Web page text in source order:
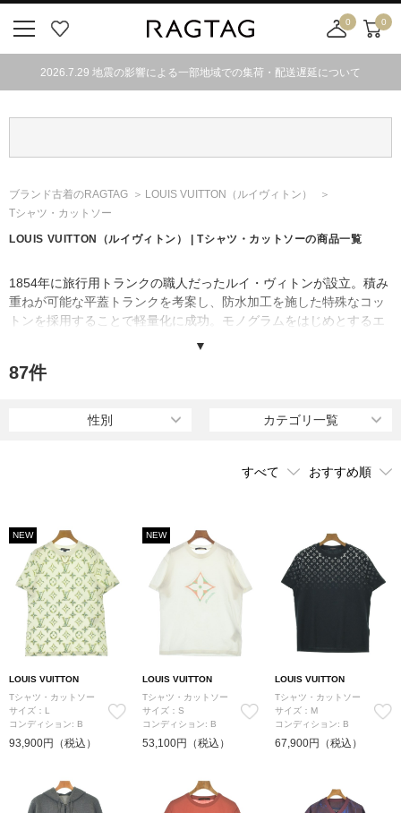
気
0
舗
カ
ト
0
2026.7.29 地震の影響による一部地域での集荷・配送遅延について
ブランド古着のRAGTAG LOUIS VUITTON
（ルイヴィトン）
Tシャツ・カットソー
LOUIS VUITTON （ルイヴィトン） | Tシャツ・カットソーの商品一覧
1854年に旅行用トランクの職人だったルイ・ヴィトンが設立。積み
重ねが可能な平蓋トランクを考案し、防水加工を施した特殊なコッ
トンを採用することで軽量化に成功。モノグラムをはじめとするエ
どの分野にまで拡大し、世界的ラグジュアリーブランドへ成長し
ム」は現在様々なアイテムに使われ、ブランドのアイコンとなって
部門に進出。機能的かつ実用的なコレクションで、アートを取り入
ウスや草間弥生、村上隆、藤原ヒロシなど現代アーティストとの
様々なコラボレーションも行い、人気の幅を広げている。
▼
87件
性別 カテゴリ一覧
NEW
LOUIS VUITTON
Tシャツ・カットソー
サイズ：L
コンディション: B
93,900円（税込）
NEW
LOUIS VUITTON
Tシャツ・カットソー
サイズ：S
コンディション: B
53,100円（税込）
LOUIS VUITTON
Tシャツ・カットソー
サイズ：M
コンディション: B
67,900円（税込）